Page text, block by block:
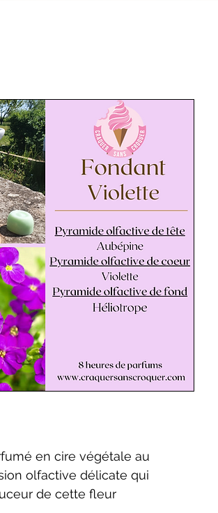
en cire végétale au
olfactive délicate qui
de cette fleur